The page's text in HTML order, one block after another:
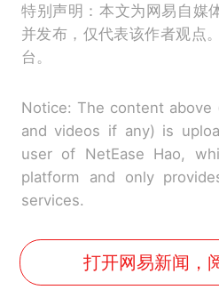
特别声明：本文为网易自媒
并发布，仅代表该作者观点
台。
Notice: The content above
and videos if any) is
user of NetEase Hao,
platform and only
services.
打开网易新闻，